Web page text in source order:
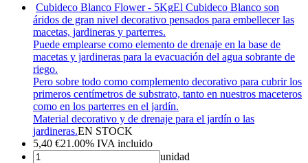
Cubideco Blanco Flower - 5KgEl Cubideco Blanco son
áridos de gran nivel decorativo pensados para embellecer las
macetas, jardineras y parterres.
Puede emplearse como elemento de drenaje en la base de
macetas y jardineras para la evacuación del agua sobrante de
riego.
Pero sobre todo como complemento decorativo para cubrir los
primeros centímetros de substrato, tanto en nuestros maceteros
como en los parterres en el jardín.
Material decorativo y de drenaje para el jardín o las
jardineras.EN STOCK
5,40 €21.00% IVA incluido
unidad